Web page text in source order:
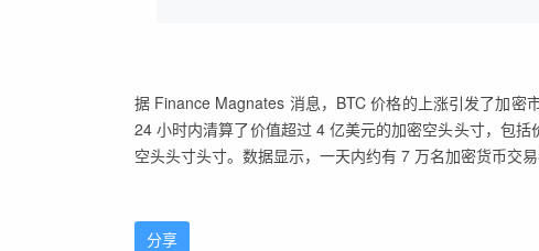
据 Finance Magnates 消息，BTC 价格的上涨引发了加
24 小时内清算了价值超过 4 亿美元的加密空头头寸，包
空头头寸头寸。数据显示，一天内约有 7 万名加密货币交易
分享